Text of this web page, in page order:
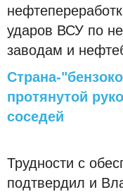
ударов ВСУ по
заводам и
Страна-
протянутой
соседей
Трудности с
подтвердил и